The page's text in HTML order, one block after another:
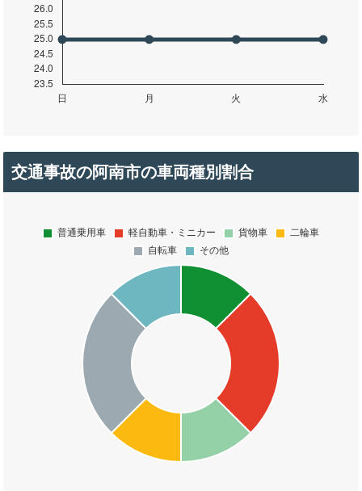
交通事故の阿南市の車両種別割合